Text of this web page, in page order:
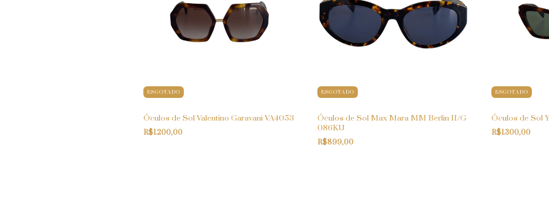
ESGOTADO
Óculos de Sol Valentino Garavani VA4053
R$1.200,00
ESGOTADO
Óculos de Sol Max Mara MM Berlin II/G
086KU
R$899,00
ESGOTADO
Óculos de Sol
R$1.300,00